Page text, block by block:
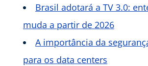
Brasil adotará a TV 3.0:
muda a partir de 2026
A importância da
para os data centers